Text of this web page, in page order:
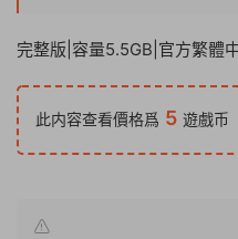
完整版|容量5.5GB|官方繁體
此内容查看價格爲 5 遊戲币